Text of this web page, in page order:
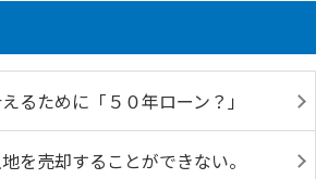
るために「５０年ローン？」
を売却することができない。